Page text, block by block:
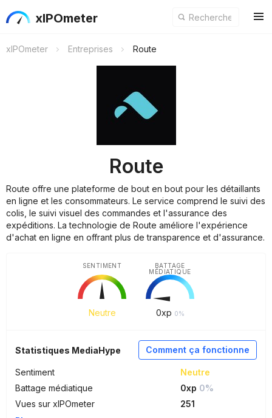
xIPOmeter
xIPOmeter Entreprises Route
Route
Route offre une plateforme de bout en bout pour les détaillants
en ligne et les consommateurs. Le service comprend le suivi des
colis, le suivi visuel des commandes et l'assurance des
expéditions. La technologie de Route améliore l'expérience
d'achat en ligne en offrant plus de transparence et d'assurance.
Neutre
SENTIMENT
0xp 0%
BATTAGE
MÉDIATIQUE
Comment ça fonctionne
Statistiques MediaHype
Sentiment
Neutre
Battage médiatique
0xp 0%
Vues sur xIPOmeter
251